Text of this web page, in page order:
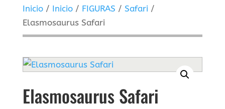
Inicio/ Inicio/ FIGURAS / Safari /
Elasmosaurus Safari
Elasmosaurus Safari